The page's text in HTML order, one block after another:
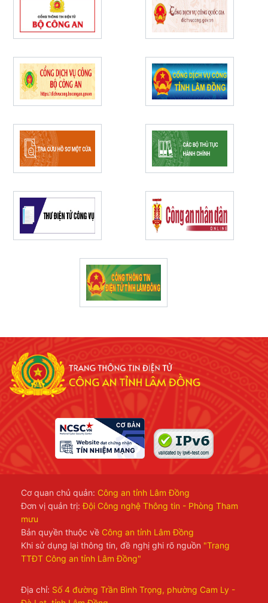
Cơ quan chủ quản: Công an tỉnh Lâm Đồng
Đơn vị quản trị:Đội Công nghệ Thông tin - Phòng Tham
mưu
Bản quyền thuộc về Công an tỉnh Lâm Đồng
Khi sử dụng lại thông tin, đề nghị ghi rõ nguồn "Trang
TTĐT Công an tỉnh Lâm Đồng"
Địa chỉ: Số 4 đường Trần Bình Trọng, phường Cam Ly -